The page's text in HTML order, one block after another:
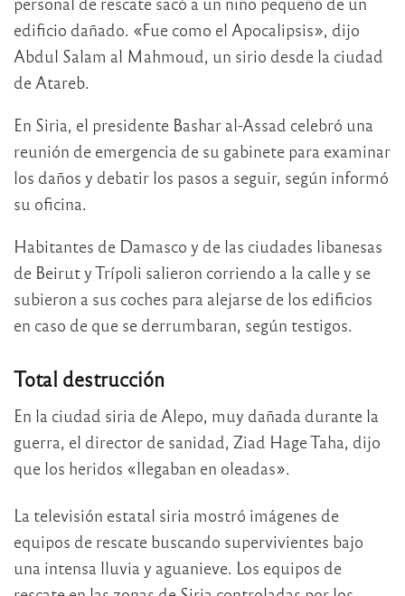
edificio dañado. «Fue como el Apocalipsis», dijo
Abdul Salam al Mahmoud, un sirio desde la ciudad
de Atareb.
En Siria, el presidente Bashar al-Assad celebró una
reunión de emergencia de su gabinete para examinar
los daños y debatir los pasos a seguir, según informó
su oficina.
Habitantes de Damasco y de las ciudades libanesas
de Beirut y Trípoli salieron corriendo a la calle y se
subieron a sus coches para alejarse de los edificios
en caso de que se derrumbaran, según testigos.
Total destrucción
En la ciudad siria de Alepo, muy dañada durante la
guerra, el director de sanidad, Ziad Hage Taha, dijo
que los heridos «llegaban en oleadas».
La televisión estatal siria mostró imágenes de
equipos de rescate buscando supervivientes bajo
una intensa lluvia y aguanieve. Los equipos de